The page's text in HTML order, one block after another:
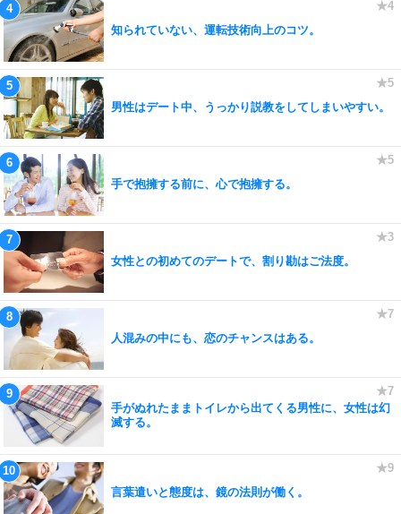
知られていない、運転技術向上のコツ。
男性はデート中、うっかり説教をしてしまいやすい。
手で抱擁する前に、心で抱擁する。
女性との初めてのデートで、割り勘はご法度。
人混みの中にも、恋のチャンスはある。
手がぬれたままトイレから出てくる男性に、女性は幻
滅する。
言葉遣いと態度は、鏡の法則が働く。